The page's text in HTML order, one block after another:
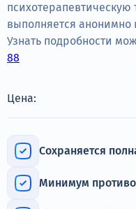
Психиатрия
Цены
Круглосуточно, анонимно
+7 (905) 483-87-88
психотерапевтическую
выполняется анонимно
Узнать подробности
88
Цена:
Сохраняется
Минимум